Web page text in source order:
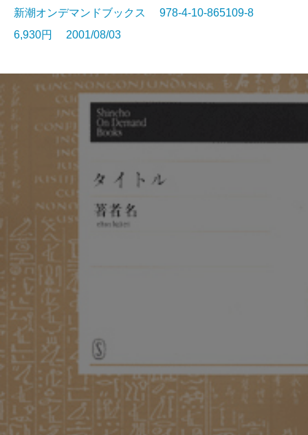
新潮オンデマンドブックス 978-4-10-865109-8
6,930円 2001/08/03